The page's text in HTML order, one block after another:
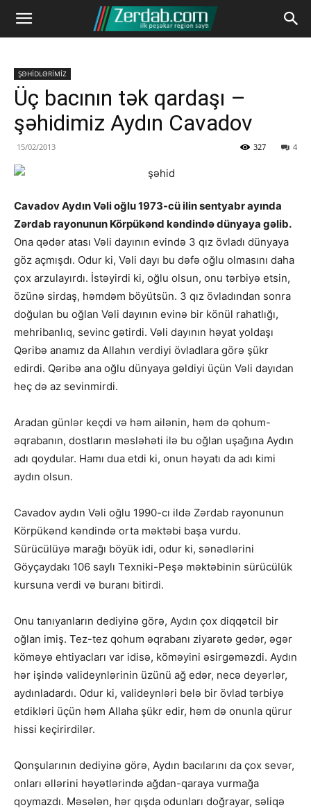
ŞƏHİDLƏRİMİZ
Üç bacının tək qardaşı –
şəhidimiz Aydın Cavadov
15/02/2013 4
327
Cavadov Aydın Vəli oğlu 1973-cü ilin sentyabr ayında
Zərdab rayonunun Körpükənd kəndində dünyaya gəlib.
Ona qədər atası Vəli dayının evində 3 qız övladı dünyaya
göz açmışdı. Odur ki, Vəli dayı bu dəfə oğlu olmasını daha
çox arzulayırdı. İstəyirdi ki, oğlu olsun, onu tərbiyə etsin,
özünə sirdaş, həmdəm böyütsün. 3 qız övladından sonra
doğulan bu oğlan Vəli dayının evinə bir könül rahatlığı,
mehribanlıq, sevinc gətirdi. Vəli dayının həyat yoldaşı
Qəribə anamız da Allahın verdiyi övladlara görə şükr
edirdi. Qəribə ana oğlu dünyaya gəldiyi üçün Vəli dayıdan
heç də az sevinmirdi.
Aradan günlər keçdi və həm ailənin, həm də qohum-
əqrabanın, dostların məsləhəti ilə bu oğlan uşağına Aydın
adı qoydular. Hamı dua etdi ki, onun həyatı da adı kimi
aydın olsun.
Cavadov aydın Vəli oğlu 1990-cı ildə Zərdab rayonunun
Körpükənd kəndində orta məktəbi başa vurdu.
Sürücülüyə marağı böyük idi, odur ki, sənədlərini
Göyçaydakı 106 saylı Texniki-Peşə məktəbinin sürücülük
kursuna verdi və buranı bitirdi.
Onu tanıyanların dediyinə görə, Aydın çox diqqətcil bir
oğlan imiş. Tez-tez qohum əqrabanı ziyarətə gedər, əgər
köməyə ehtiyacları var idisə, köməyini əsirgəməzdi. Aydın
hər işində valideynlərinin üzünü ağ edər, necə deyərlər,
aydınladardı. Odur ki, valideynləri belə bir övlad tərbiyə
etdikləri üçün həm Allaha şükr edir, həm də onunla qürur
hissi keçirirdilər.
Qonşularının dediyinə görə, Aydın bacılarını da çox sevər,
onları əllərini həyətlərində ağdan-qaraya vurmağa
qoymazdı. Məsələn, hər qışda odunları doğrayar, səliqə